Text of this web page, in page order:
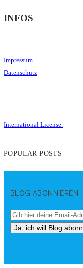
INFOS
Impressum
Datenschutz
International License.
POPULAR POSTS
BLOG ABONNIEREN